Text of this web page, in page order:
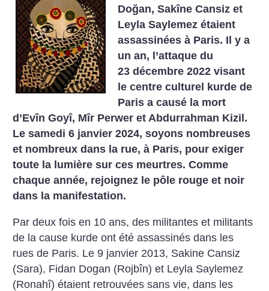
Doğan, Sakîne Cansiz et
Leyla Saylemez étaient
assassinées à Paris. Il y a
un an, l’attaque du
23 décembre 2022 visant
le centre culturel kurde de
Paris a causé la mort
d’Evîn Goyî, Mîr Perwer et Abdurrahman Kizil.
Le samedi 6 janvier 2024, soyons nombreuses
et nombreux dans la rue, à Paris, pour exiger
toute la lumière sur ces meurtres. Comme
chaque année, rejoignez le pôle rouge et noir
dans la manifestation.
Par deux fois en 10 ans, des militantes et militants
de la cause kurde ont été assassinés dans les
rues de Paris. Le 9 janvier 2013, Sakine Cansiz
(Sara), Fidan Dogan (Rojbîn) et Leyla Saylemez
(Ronahî) étaient retrouvées sans vie, dans les